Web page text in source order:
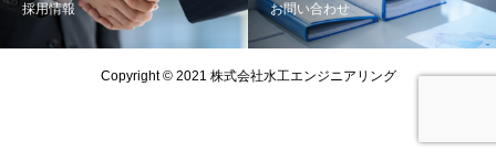
採用情報 お問い合わせ
Copyright © 2021 株式会社水工エンジニアリング